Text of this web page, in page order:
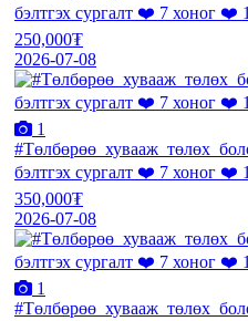
бэлтгэх сургалт ❤️ 7 хоног ❤️
250,000₮
2026-07-08
1
бэлтгэх сургалт ❤️ 7 хоног ❤️
350,000₮
2026-07-08
1